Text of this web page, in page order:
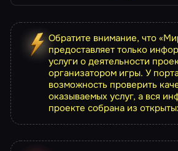
Обратите внимание, что
предоставляет только
услуги о деятельности
организатором игры. У
возможность проверить
оказываемых услуг, а вся
проекте собрана из